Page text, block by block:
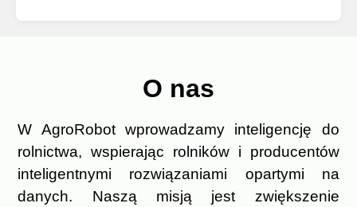
O nas
W AgroRobot wprowadzamy inteligencję do
rolnictwa, wspierając rolników i producentów
inteligentnymi rozwiązaniami opartymi na
danych. Naszą misją jest zwiększenie